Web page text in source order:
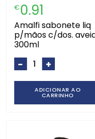
€0.91
amalfi sabonete liq
p/mãos c/dos.
300ml
- +
ADICIONAR AO
CARRINHO